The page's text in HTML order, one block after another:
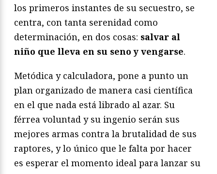
los primeros instantes de su secuestro, se
centra, con tanta serenidad como
determinación, en dos cosas: salvar al
niño que lleva en su seno y vengarse.
Metódica y calculadora, pone a punto un
plan organizado de manera casi científica
en el que nada está librado al azar. Su
férrea voluntad y su ingenio serán sus
mejores armas contra la brutalidad de sus
raptores, y lo único que le falta por hacer
es esperar el momento ideal para lanzar su